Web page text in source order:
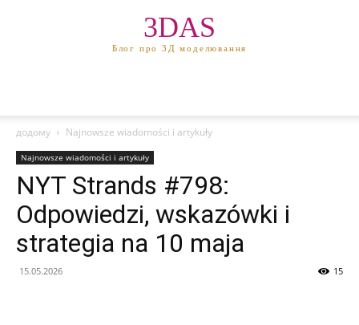
3DAS
Блог про 3Д моделювання
додому Najnowsze wiadomości i artykuły
Najnowsze wiadomości i artykuły
NYT Strands #798:
Odpowiedzi, wskazówki i
strategia na 10 maja
15.05.2026 15